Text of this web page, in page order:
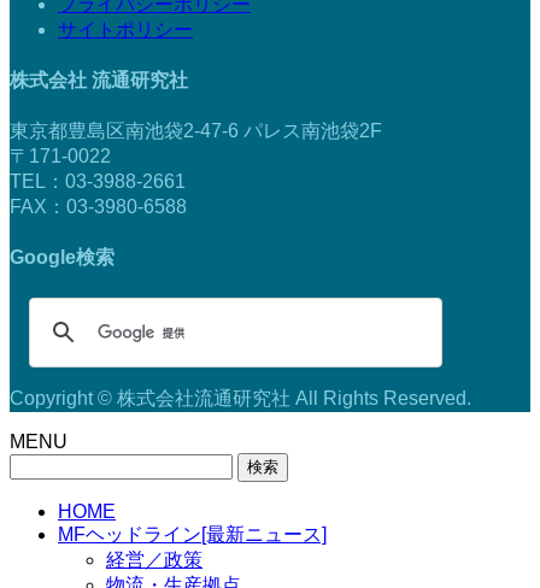
サイトポリシー
株式会社 流通研究社
東京都豊島区南池袋2-47-6 パレス南池袋2F
〒171-0022
TEL：03-3988-2661
FAX：03-3980-6588
Google検索
Copyright © 株式会社流通研究社 All Rights Reserved.
MENU
HOME
MFヘッドライン[最新ニュース]
経営／政策